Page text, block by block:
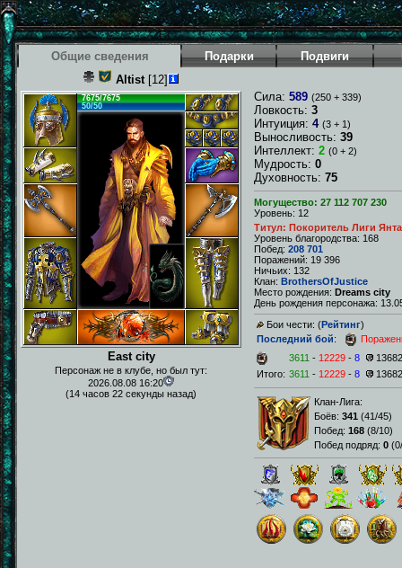
Общие сведения Подарки Подвиги
Altist[12]
7675/7675
50/50
East city
Персонаж не в клубе, но был тут:
2026.08.08 16:20
(14 часов 22 секунды назад)
Сила: 589 (250 + 339)
Ловкость: 3
Интуиция: 4 (3 + 1)
Выносливость: 39
Интеллект: 2 (0 + 2)
Мудрость: 0
Духовность: 75
Могущество: 27 112 707 230
Уровень: 12
Титул: Покоритель Лиги
Уровень благородства: 168
Побед: 208 701
Поражений: 19 396
Ничьих: 132
Клан: BrothersOfJustice
Место рождения: Dreams city
День рождения персонажа:
Бои чести: (Рейтинг)
Последний бой:
3611 - 12229 - 8
13682
Итого: 3611 - 12229 - 8 13682
Клан-Лига:
Боёв: 341 (41/45)
Побед: 168 (8/10)
Побед подряд: 0 (